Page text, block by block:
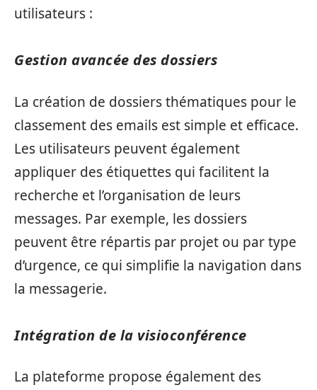
utilisateurs :
Gestion avancée des dossiers
La création de dossiers thématiques pour le
classement des emails est simple et efficace.
Les utilisateurs peuvent également
appliquer des étiquettes qui facilitent la
recherche et l’organisation de leurs
messages. Par exemple, les dossiers
peuvent être répartis par projet ou par type
d’urgence, ce qui simplifie la navigation dans
la messagerie.
Intégration de la visioconférence
La plateforme propose également des